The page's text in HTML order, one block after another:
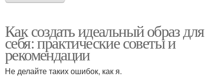
Как создать идеальный образ для
себя: практические советы и
рекомендации
Не делайте таких ошибок, как я.